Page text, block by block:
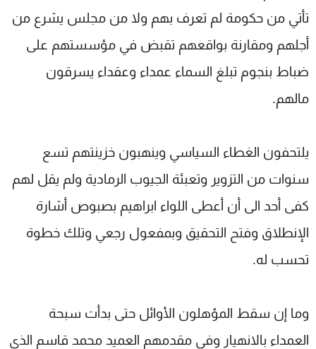
تأتي من حكومة لم تعرف بهم ولا من مجلس يشرع من
أجلهم ومقارنة بواقعهم تقبض في مؤسستهم على
ضباط بنجوم تبلغ السماء عمداء وعقداء يسرقون
مالهم.
يلتحفون الغطاء السياسي وينهبون خزينتهم تسع
سنوات من التزوير وتعبئة الجيوب الرمادية ولم يقل لهم
كفى أحد الى أن أعطى اللواء ابراهيم بصبوص أشارة
الإنطلاق وفتح التحقيق وبمفعول رجعي وتلك خطوة
تحسب له.
وما إن سقط المؤهلون الأوائل حتى بدأت سبحة
العمداء بالانهيار وفي مقدمهم العميد محمد قاسم الذي